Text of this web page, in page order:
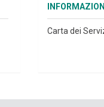
INFORMAZIONI
Carta dei